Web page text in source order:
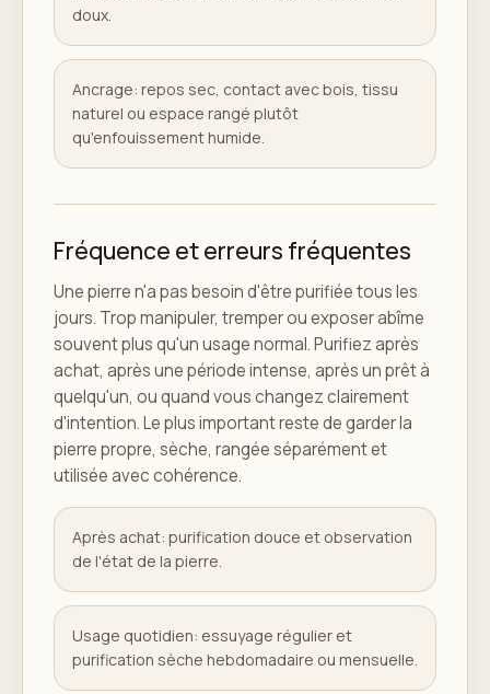
doux.
Ancrage: repos sec, contact avec bois, tissu
naturel ou espace rangé plutôt
qu'enfouissement humide.
Fréquence et erreurs fréquentes
Une pierre n'a pas besoin d'être purifiée tous les
jours. Trop manipuler, tremper ou exposer abîme
souvent plus qu'un usage normal. Purifiez après
achat, après une période intense, après un prêt à
quelqu'un, ou quand vous changez clairement
d'intention. Le plus important reste de garder la
pierre propre, sèche, rangée séparément et
utilisée avec cohérence.
Après achat: purification douce et observation
de l'état de la pierre.
Usage quotidien: essuyage régulier et
purification sèche hebdomadaire ou mensuelle.